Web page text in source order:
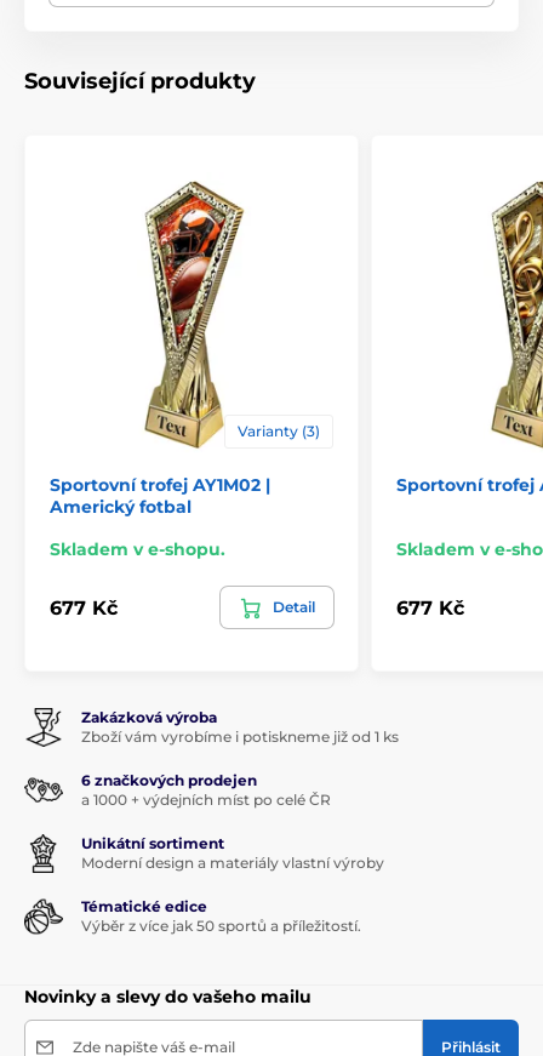
Související produkty
Varianty (3)
Sportovní trofej AY1M02 |
Americký fotbal
Skladem v e-shopu.
677 Kč Detail
Sportovní trofej
Skladem v e-
677 Kč
Zakázková výroba
Zboží vám vyrobíme i potiskneme již od 1 ks
6 značkových prodejen
a 1000 + výdejních míst po celé ČR
Unikátní sortiment
Moderní design a materiály vlastní výroby
Tématické edice
Výběr z více jak 50 sportů a příležitostí.
Novinky a slevy do vašeho mailu
Zde napište váš e-mail Přihlásit